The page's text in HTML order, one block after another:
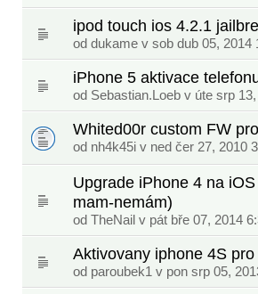
ipod touch ios 4.2.1
od dukame v sob dub 05, 2014
iPhone 5 aktivace
od Sebastian.Loeb v úte srp
Whited00r custom FW
od nh4k45i v ned čer 27, 2010
Upgrade iPhone 4 na
mam-nemám)
od TheNail v pát bře 07, 2014
Aktivovany iphone 4S
od paroubek1 v pon srp 05,